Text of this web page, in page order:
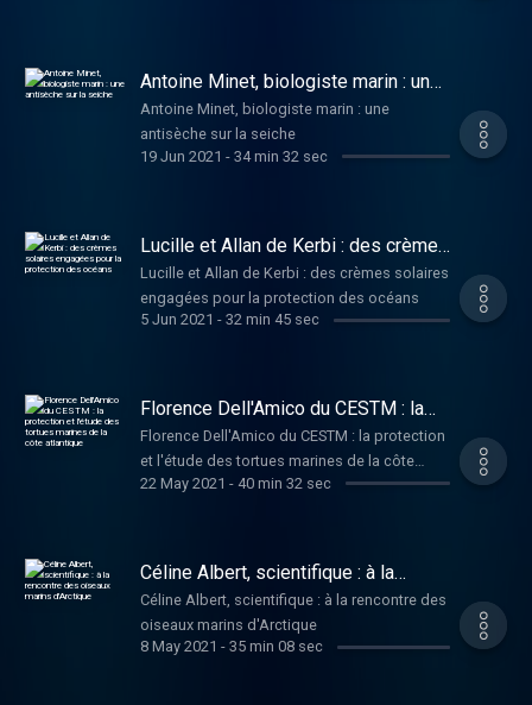
Antoine Minet, biologiste marin : une
antisèche sur la seiche
Antoine Minet, biologiste marin : une
antisèche sur la seiche
19 Jun 2021 - 34 min 32 sec
Lucille et Allan de Kerbi : des crèmes
solaires engagées pour la protection
des océans
Lucille et Allan de Kerbi : des crèmes solaires
engagées pour la protection des océans
5 Jun 2021 - 32 min 45 sec
Florence Dell'Amico du CESTM : la
protection et l'étude des tortues
marines de la côte atlantique
Florence Dell'Amico du CESTM : la protection
et l'étude des tortues marines de la côte
atlantique
22 May 2021 - 40 min 32 sec
Céline Albert, scientifique : à la
rencontre des oiseaux marins
d'Arctique
Céline Albert, scientifique : à la rencontre des
oiseaux marins d'Arctique
8 May 2021 - 35 min 08 sec